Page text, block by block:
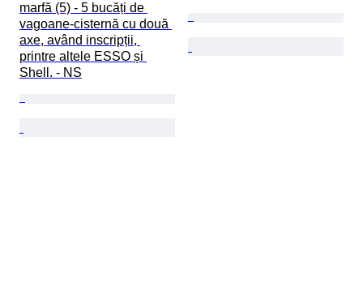
marfă (5) - 5 bucăți de
vagoane-cisternă cu două
axe, având inscripții,
printre altele ESSO și
Shell. - NS